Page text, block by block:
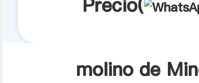
Precio(
molino de